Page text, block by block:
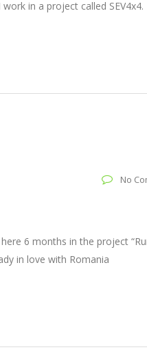
in a project called SEV4x4.
No
6 months in the project
in love with Romania